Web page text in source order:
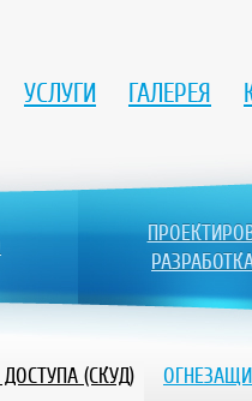
УСЛУГИ ГАЛЕРЕЯ
(СКУД)